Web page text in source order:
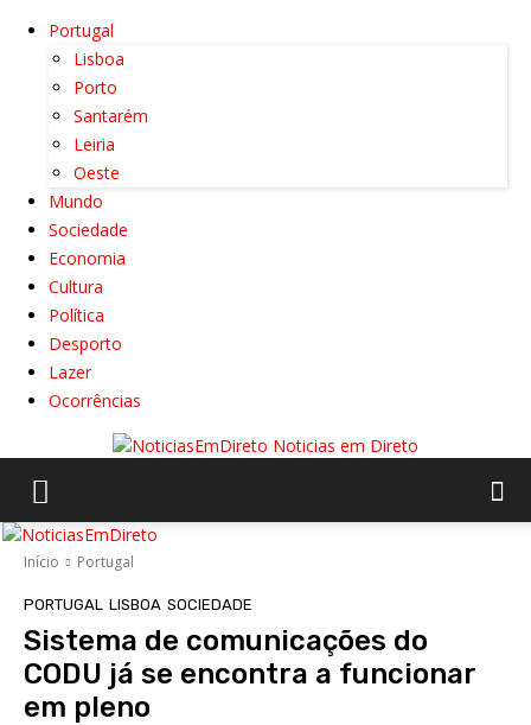
Portugal
Lisboa
Porto
Santarém
Leiria
Oeste
Mundo
Sociedade
Economia
Cultura
Política
Desporto
Lazer
Ocorrências
Noticias em Direto
Início Portugal
PORTUGAL LISBOA SOCIEDADE
Sistema de comunicações do
CODU já se encontra a funcionar
em pleno